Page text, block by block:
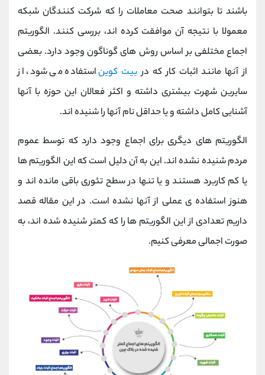
باشند تا بتوانند صحت معاملات را که شرکت کنندگان شبکه
معمولا با نتیجه آن موافقت کرده اند، بررسی کنند. الگوریتم
اجماع مختلفی بر اساس روش های گوناگون وجود دارد. بعضی
از آنها مانند اثبات کار که در بیت کویناستفاده می شود، از
سایرین شهرت بیشتری داشته و اکثر فعالان این حوزه با آنها
آشنایی کامل داشته و یا حداقل نام آنها را شنیده اند.
الگوریتم های دیگری برای اجماع وجود دارد که توسط عموم
مردم شنیده نشده اند. این به آن دلیل است که این الگوریتم ها
یا کم کاربرد هستند و یا تنها در سطح تئوری باقی مانده اند و
هنوز استفاده ی عملی از آنها نشده است. در این مقاله قصد
داریم تعدادی از این الگوریتم ها را که کمتر شنیده شده اند، به
صورت اجمالی معرفی کنیم.